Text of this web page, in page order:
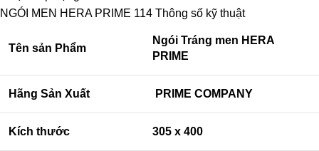
NGÓI MEN HERA PRIME 114 Thông số kỹ thuật
Tên sản Phẩm
Ngói Tráng men HERA
PRIME
Hãng Sản Xuất PRIME COMPANY
Kích thước 305 x 400